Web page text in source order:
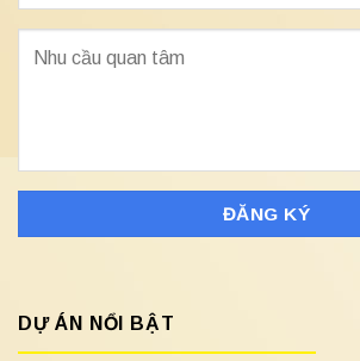
DỰ ÁN NỔI BẬT